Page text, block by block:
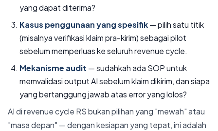
yang dapat diterima?
Kasus penggunaan yang spesifik— pilih satu titik
(misalnya verifikasi klaim pra-kirim) sebagai pilot
sebelum memperluas ke seluruh revenue cycle.
Mekanisme audit — sudahkah ada SOP untuk
memvalidasi output AI sebelum klaim dikirim, dan siapa
yang bertanggung jawab atas error yang lolos?
AI di revenue cycle RS bukan pilihan yang "mewah" atau
"masa depan" — dengan kesiapan yang tepat, ini adalah